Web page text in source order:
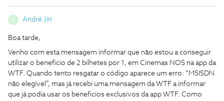
A André Jin
Boa tarde,
Venho com esta mensagem informar que não estou a conseguir
utilizar o beneficio de 2 bilhetes por 1, em Cinemas NOS na app da
WTF. Quando tento resgatar o código aparece um erro: “MSISDN
não elegível”, mas já recebi uma mensagem da WTF a informar
que já podia usar os beneficios exclusivos da app WTF. Como